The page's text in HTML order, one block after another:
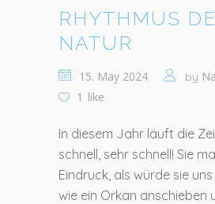
RHYTHMUS
NATUR
15. May 2024 by
1 like
In diesem Jahr läuft die
schnell, sehr schnell! Sie
Eindruck, als würde sie
wie ein Orkan anschieben